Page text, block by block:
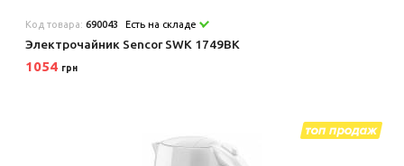
Код товара:690043 Есть на складе
Электрочайник Sencor SWK 1749BK
1054 грн